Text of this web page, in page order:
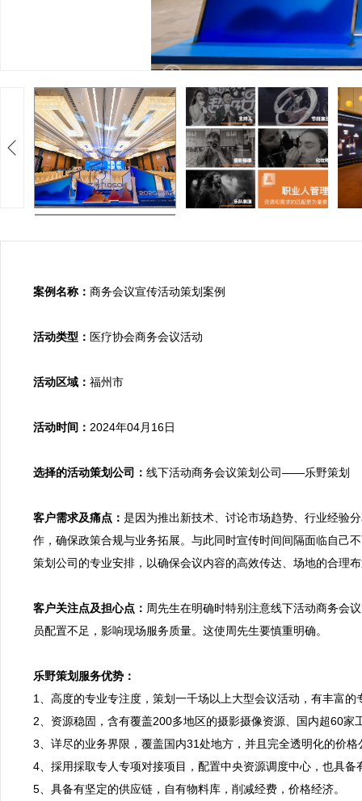
案例名称： 商务会议宣传活动策划案例
活动类型： 医疗协会商务会议活动
活动区域： 福州市
活动时间： 2024年04月16日
选择的活动策划公司： 线下活动商务会议策划公司——乐野策划
客户需求及痛点： 是因为推出新技术、讨论市场趋势、行业经验
作，确保政策合规与业务拓展。与此同时宣传时间间隔面临自己
策划公司的专业安排，以确保会议内容的高效传达、场地的合理
客户关注点及担心点： 周先生在明确时特别注意线下活动商务会
员配置不足，影响现场服务质量。这使周先生要慎重明确。
乐野策划服务优势：
1、高度的专业专注度，策划一千场以上大型会议活动，有丰富
2、资源稳固，含有覆盖200多地区的摄影摄像资源、国内超60
3、详尽的业务界限，覆盖国内31处地方，并且完全透明化的价
4、採用採取专人专项对接项目，配置中央资源调度中心，也具
5、具备有坚定的供应链，自有物料库，削减经费，价格经济。